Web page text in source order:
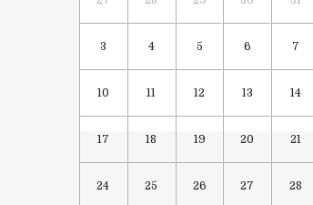
3 4 5 6 7
10 11 12 13 14
17 18 19 20 21
24 25 26 27 28